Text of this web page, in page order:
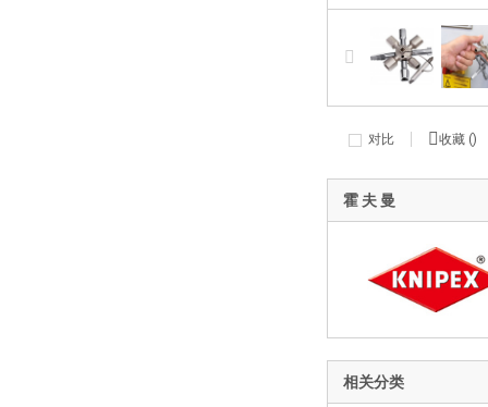
对比 收藏 ()
霍 夫 曼
相关分类